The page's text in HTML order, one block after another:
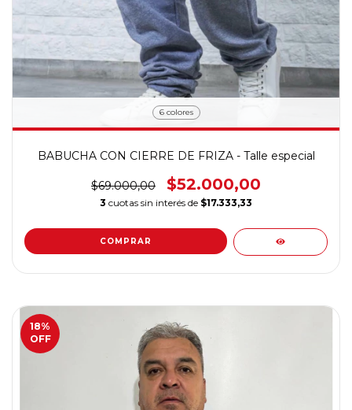
6 colores
BABUCHA CON CIERRE DE FRIZA - Talle especial
$69.000,00 $52.000,00
3 cuotas sin interés de $17.333,33
COMPRAR
18%
OFF